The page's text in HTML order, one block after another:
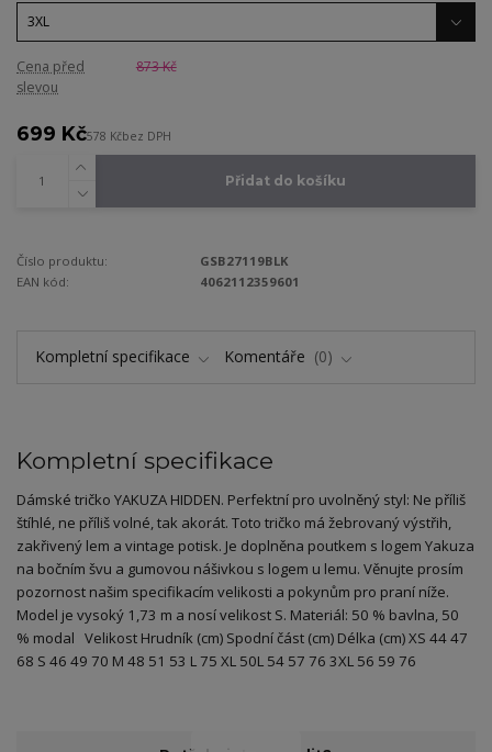
Cena před
slevou
873 Kč
699 Kč578 Kčbez DPH
Přidat do košíku
Číslo produktu:
GSB27119BLK
EAN kód:
4062112359601
Kompletní specifikace Komentáře 0
Kompletní specifikace
Dámské tričko YAKUZA HIDDEN. Perfektní pro uvolněný styl: Ne příliš
štíhlé, ne příliš volné, tak akorát. Toto tričko má žebrovaný výstřih,
zakřivený lem a vintage potisk. Je doplněna poutkem s logem Yakuza
na bočním švu a gumovou nášivkou s logem u lemu. Věnujte prosím
pozornost našim specifikacím velikosti a pokynům pro praní níže.
Model je vysoký 1,73 m a nosí velikost S. Materiál: 50 % bavlna, 50
% modal Velikost Hrudník (cm) Spodní část (cm) Délka (cm) XS 44 47
68 S 46 49 70 M 48 51 53 L 75 XL 50L 54 57 76 3XL 56 59 76